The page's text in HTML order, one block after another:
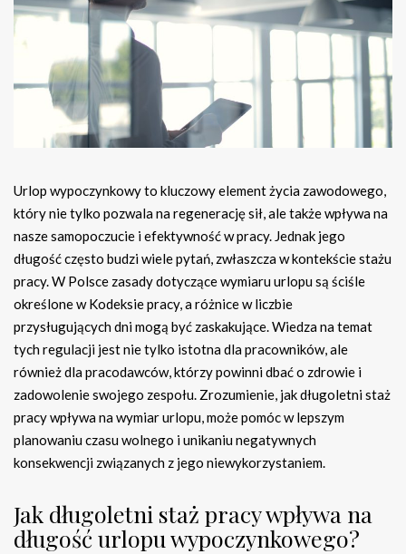
Urlop wypoczynkowy to kluczowy element życia zawodowego,
który nie tylko pozwala na regenerację sił, ale także wpływa na
nasze samopoczucie i efektywność w pracy. Jednak jego
długość często budzi wiele pytań, zwłaszcza w kontekście stażu
pracy. W Polsce zasady dotyczące wymiaru urlopu są ściśle
określone w Kodeksie pracy, a różnice w liczbie
przysługujących dni mogą być zaskakujące. Wiedza na temat
tych regulacji jest nie tylko istotna dla pracowników, ale
również dla pracodawców, którzy powinni dbać o zdrowie i
zadowolenie swojego zespołu. Zrozumienie, jak długoletni staż
pracy wpływa na wymiar urlopu, może pomóc w lepszym
planowaniu czasu wolnego i unikaniu negatywnych
konsekwencji związanych z jego niewykorzystaniem.
Jak długoletni staż pracy wpływa na
długość urlopu wypoczynkowego?